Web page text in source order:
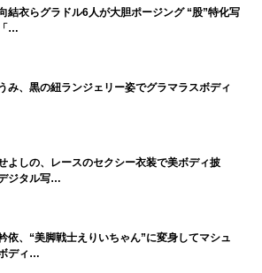
結衣らグラドル6人が大胆ポージング “股”特化写
…
み、黒の紐ランジェリー姿でグラマラスボディ
よしの、レースのセクシー衣装で美ボディ披
ジタル写…
依、“美脚戦士えりいちゃん”に変身してマシュ
ディ…